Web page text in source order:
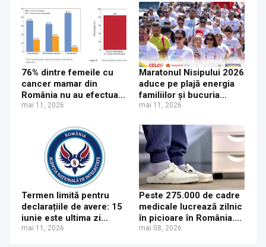
și Maia Sandu
76% dintre femeile cu
cancer mamar din
România nu au efectuat
nicio mamografie de-a
mai 11, 2026
Maratonul Nisipului 2026
aduce pe plajă energia
familiilor și bucuria
competiției pentru copii
mai 11, 2026
Termen limită pentru
declarațiile de avere: 15
iunie este ultima zi
pentru depunerea
mai 11, 2026
Peste 275.000 de cadre
medicale lucrează zilnic
în picioare în România.
90% dezvoltă afecțiuni
mai 08, 2026